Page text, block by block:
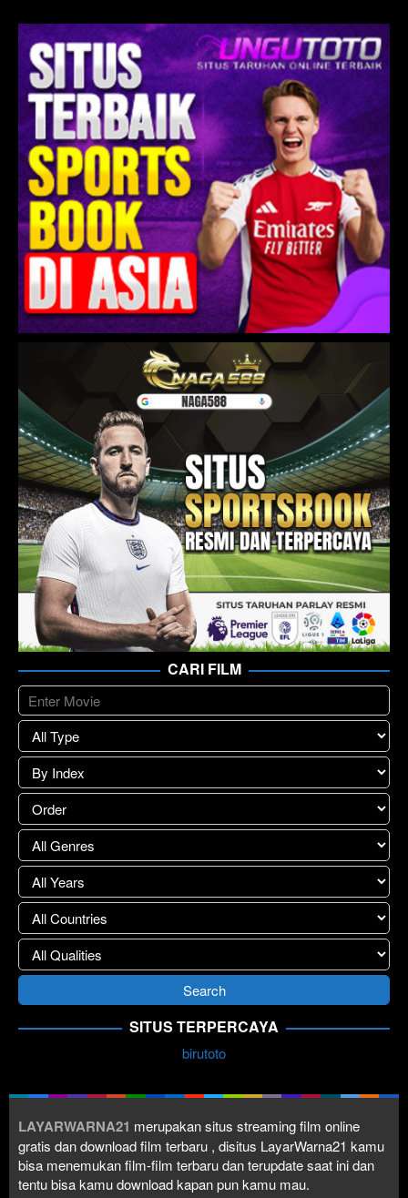
CARI FILM
SITUS TERPERCAYA
birutoto
LAYARWARNA21 merupakan situs streaming film online
gratis dan download film terbaru , disitus LayarWarna21 kamu
bisa menemukan film-film terbaru dan terupdate saat ini dan
tentu bisa kamu download kapan pun kamu mau.